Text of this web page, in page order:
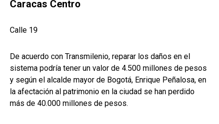
Caracas Centro
Calle 19
De acuerdo con Transmilenio, reparar los daños en el
sistema podría tener un valor de 4.500 millones de pesos
y según el alcalde mayor de Bogotá, Enrique Peñalosa, en
la afectación al patrimonio en la ciudad se han perdido
más de 40.000 millones de pesos.